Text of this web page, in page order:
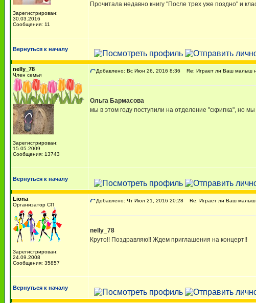
Зарегистрирован:
30.03.2016
Сообщения: 11
Прочитала недавно книгу "После трех уже поздно" и
Вернуться к началу
nelly_78
Член семьи
Зарегистрирован:
15.05.2009
Сообщения: 13743
Добавлено: Вс Июн 26, 2016 8:36 Re: Играет ли Ваш малыш
Ольга Бармасова
мы в этом году поступили на отделение "скрипка", но
Вернуться к началу
Liona
Организатор СП
Зарегистрирован:
24.09.2008
Сообщения: 35857
Добавлено: Чт Июл 21, 2016 20:28 Re: Играет ли Ваш малыш
nelly_78
Круто!! Поздравляю!! Ждем приглашения на концерт!!
Вернуться к началу